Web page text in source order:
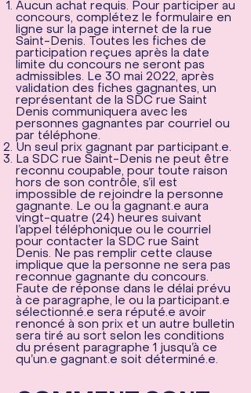
Aucun achat requis. Pour participer au
concours, complétez le formulaire en
ligne sur la page internet de la rue
Saint-Denis. Toutes les fiches de
participation reçues après la date
limite du concours ne seront pas
admissibles. Le 30 mai 2022, après
validation des fiches gagnantes, un
représentant de la SDC rue Saint
Denis communiquera avec les
personnes gagnantes par courriel ou
par téléphone.
Un seul prix gagnant par participant.e.
La SDC rue Saint-Denis ne peut être
reconnu coupable, pour toute raison
hors de son contrôle, s’il est
impossible de rejoindre la personne
gagnante. Le ou la gagnant.e aura
vingt-quatre (24) heures suivant
l’appel téléphonique ou le courriel
pour contacter la SDC rue Saint
Denis. Ne pas remplir cette clause
implique que la personne ne sera pas
reconnue gagnante du concours.
Faute de réponse dans le délai prévu
à ce paragraphe, le ou la participant.e
sélectionné.e sera réputé.e avoir
renoncé à son prix et un autre bulletin
sera tiré au sort selon les conditions
du présent paragraphe 1 jusqu’à ce
qu’un.e gagnant.e soit déterminé.e.